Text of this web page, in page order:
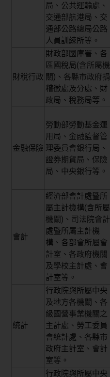
局、公共運輸處、
交通部航港局、交
通部公路總局公路
人員訓練所等。
財稅行政
財政部國庫署、各
區國稅局(含所屬機
關)、各縣市政府捐
稽徵處及分處、財
政局、稅務局等。
金融保險
勞動部勞動基金運
用局、金融監督管
理委員會銀行局、
證券期貨局、保險
局、中央銀行等。
會計
經濟部會計處暨所
屬主計機構(含所屬
機關)、司法院會計
處暨所屬主計機
構、各部會所屬會
計室、各政府機關
及學校主計處、會
計室等。
統計
行政院與所屬中央
及地方各機關、各
級國營事業機關之
主計處、勞工委員
會統計處、各縣市
政府主計室、會計
室等。
行政院與所屬中央